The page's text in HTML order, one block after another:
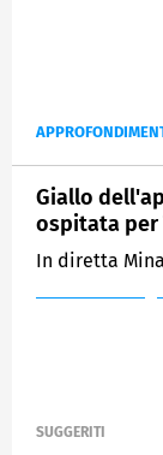
Giallo
ospitata per
In diretta
SUGGERITI